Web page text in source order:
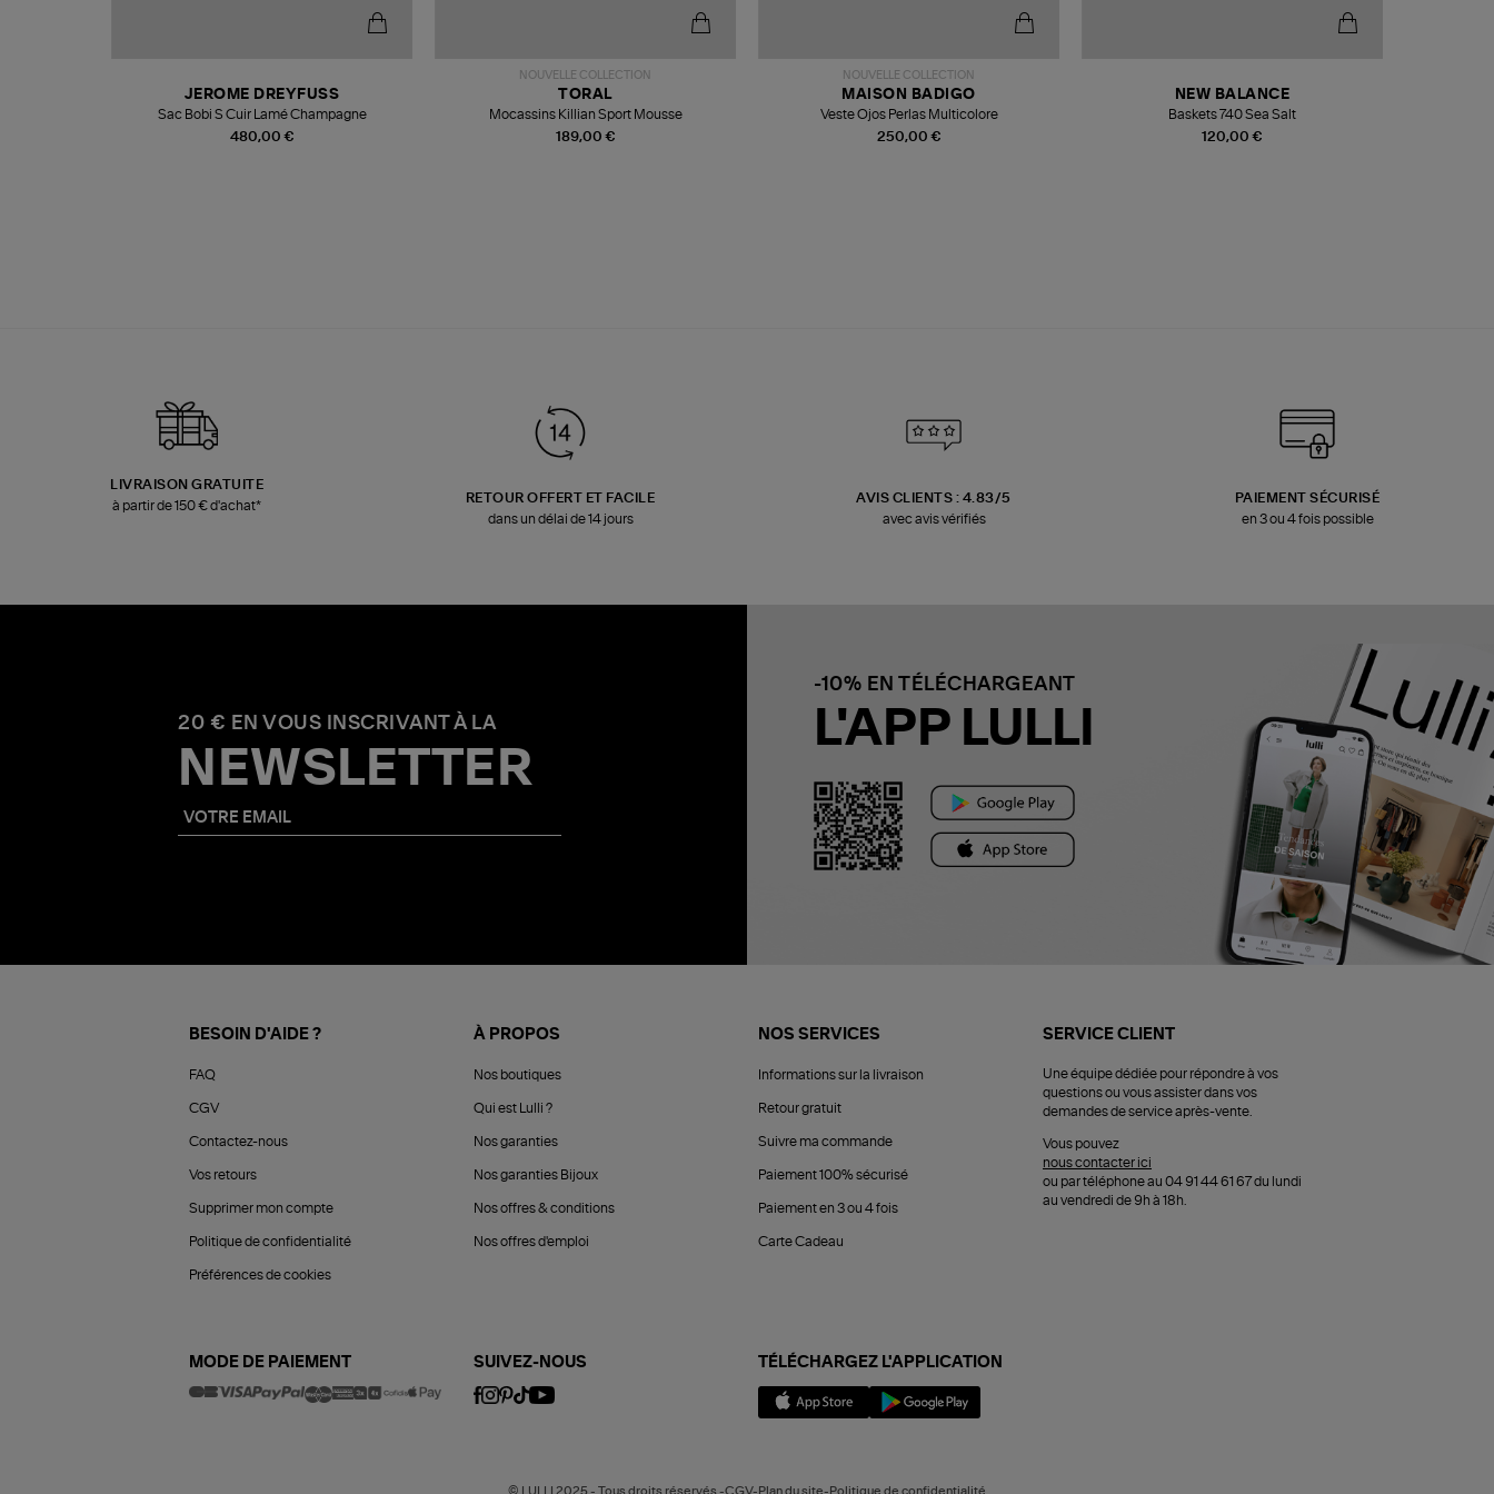
480,00 €
JEROME DREYFUSS
Sac Bobi S Cuir Lamé Champagne
NOUVELLE COLLECTION
189,00 €
TORAL
Mocassins Killian Sport Mousse
NOUVELLE COLLECTION
250,00 €
MAISON BADIGO
Veste Ojos Perlas Multicolore
120,00 €
NEW BALANCE
Baskets 740 Sea Salt
LIVRAISON GRATUITE
à partir de 150 € d'achat*
RETOUR OFFERT ET FACILE
dans un délai de 14 jours
AVIS CLIENTS : 4.83/5
avec avis vérifiés
PAIEMENT SÉCURISÉ
en 3 ou 4 fois possible
20 € EN VOUS INSCRIVANT À LA
NEWSLETTER
-10% EN TÉLÉCHARGEANT
L'APP LULLI
BESOIN D'AIDE ?
FAQ
CGV
Contactez-nous
Vos retours
Supprimer mon compte
Politique de confidentialité
Préférences de cookies
À PROPOS
Nos boutiques
Qui est Lulli ?
Nos garanties
Nos garanties Bijoux
Nos offres & conditions
Nos offres d'emploi
NOS SERVICES
Informations sur la livraison
Retour gratuit
Suivre ma commande
Paiement 100% sécurisé
Paiement en 3 ou 4 fois
Carte Cadeau
SERVICE CLIENT
Une équipe dédiée pour répondre à vos
questions ou vous assister dans vos
demandes de service après-vente.
Vous pouvez
nous contacter ici
ou par téléphone au 04 91 44 61 67 du lundi
au vendredi de 9h à 18h.
MODE DE PAIEMENT SUIVEZ-NOUS TÉLÉCHARGEZ L'APPLICATION
© LULLI 2025 - Tous droits réservés -CGV-Plan du site-Politique de confidentialité